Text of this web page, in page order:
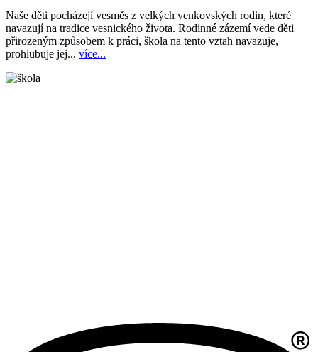
Naše děti pocházejí vesměs z velkých venkovských rodin, které
navazují na tradice vesnického života. Rodinné zázemí vede děti
přirozeným způsobem k práci, škola na tento vztah navazuje,
prohlubuje jej... více...